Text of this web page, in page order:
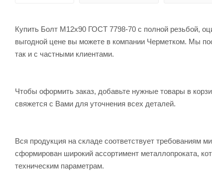
Купить Болт М12x90 ГОСТ 7798-70 с полной резьбой,
выгодной цене вы можете в компании Черметком. Мы
так и с частными клиентами.
Чтобы оформить заказ, добавьте нужные товары в
свяжется с Вами для уточнения всех деталей.
Вся продукция на складе соответствует
сформирован широкий ассортимент металлопроката,
техническим параметрам.